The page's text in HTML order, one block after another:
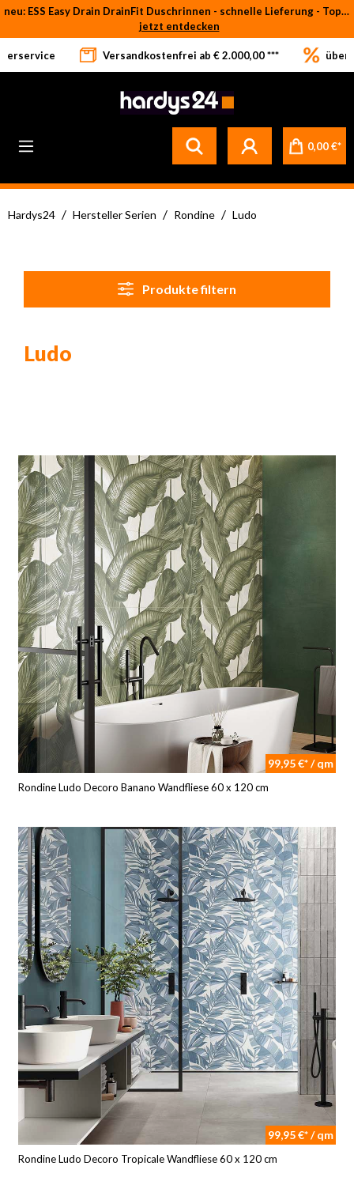
Zum Hauptinhalt springen
neu: ESS Easy Drain DrainFit Duschrinnen - schnelle Lieferung - Top-Preise
jetzt entdecken
Betrifft ausschließlich bei Bestellware-Fliesen: aufgrund der Werksferien in Italien und Spanien kommt es zu Verzögerungen bei der Verladung. Sämtliche Lagerware (sofort verfügbar) sowie alle anderen Produktgruppen versenden wir weiterhin regulär
Versandkostenfrei ab € 2.000,00 *** über
0,00 €*
Hardys24 / Hersteller Serien / Rondine / Ludo
Produkte filtern
Ludo
99,95 €* / qm
Rondine Ludo Decoro Banano Wandfliese 60 x 120 cm
99,95 €* / qm
Rondine Ludo Decoro Tropicale Wandfliese 60 x 120 cm